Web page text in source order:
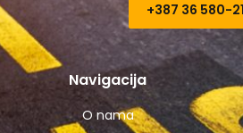
+387 36 580-
Navigacija
O nama